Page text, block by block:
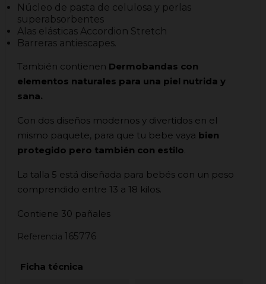
Núcleo de pasta de celulosa y perlas
superabsorbentes
Alas elásticas Accordion Stretch
Barreras antiescapes.
También contienen Dermobandas con
elementos naturales para una piel nutrida y
sana.
Con dos diseños modernos y divertidos en el
mismo paquete, para que tu bebe vaya bien
protegido pero también con estilo.
La talla 5 está diseñada para bebés con un peso
comprendido entre 13 a 18 kilos.
Contiene 30 pañales
Referencia 165776
Ficha técnica